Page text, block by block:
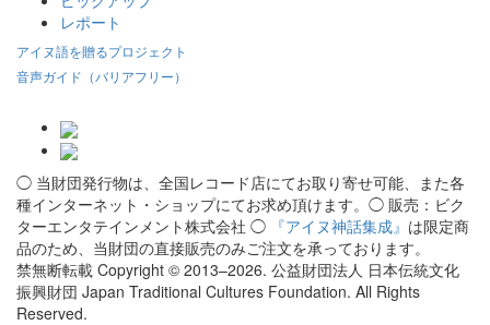
レポート
アイヌ語を贈るプロジェクト
音声ガイド（バリアフリー）
◯ 当財団発行物は、全国レコード店にてお取り寄せ可能、また各
種インターネット・ショップにてお求め頂けます。◯ 販売：ビク
ターエンタテインメント株式会社 ◯ 『アイヌ神話集成』 は限定商
品のため、当財団の直接販売のみご注文を承っております。
禁無断転載 Copyright © 2013–2026. 公益財団法人 日本伝統文化
振興財団 Japan Traditional Cultures Foundation. All Rights
Reserved.